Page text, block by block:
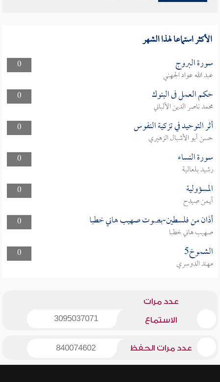
الأكثر استماعا لهذا الشهر
0 سورة البروج
عبد الله عواد الجهني
0
حكم العمل فى البنوك
محمد ناصر الدين الألباني
0
أثر التوحيد في تزكية النفوس
حسن أبو الأشبال الزهيري
0
سورة النساء
رشيد بلعالية
0
المسؤولية
أيمن صيدح
0
أذان من فلسطين-بصوت صهيب هاني خطبا
صهيب هاني خطبا
0
الشموخ5
مهند الدوسري
عدد مرات
الاستماع 3095037071
عدد مرات الحفظ 840074602